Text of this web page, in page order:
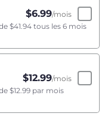
$6.99/mois
$41.94 tous les 6 mois
$12.99/mois
$12.99 par mois